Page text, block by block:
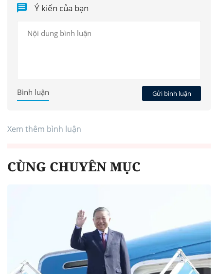
Ý kiến của bạn
Gửi bình luận
Bình luận
Xem thêm bình luận
CÙNG CHUYÊN MỤC